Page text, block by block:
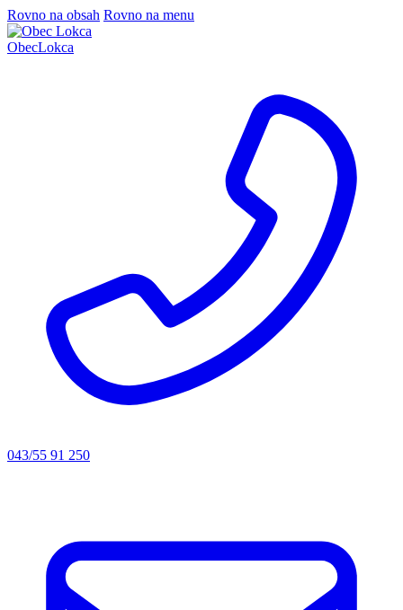
Rovno na obsah Rovno na menu
ObecLokca
043/55 91 250